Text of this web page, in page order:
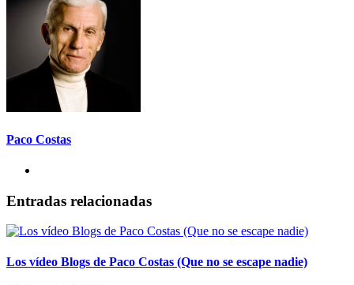
Paco Costas
Entradas relacionadas
Los vídeo Blogs de Paco Costas (Que no se escape nadie)